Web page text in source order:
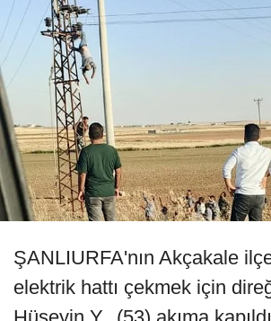
ŞANLIURFA'nın Akçakale
elektrik hattı çekmek için